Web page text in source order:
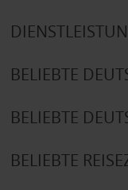
BELIEBTE
BELIEBTE
BELIEBTE